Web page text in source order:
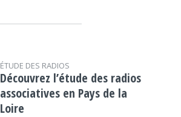
ÉTUDE DES RADIOS
Découvrez l’étude des radios
associatives en Pays de la
Loire